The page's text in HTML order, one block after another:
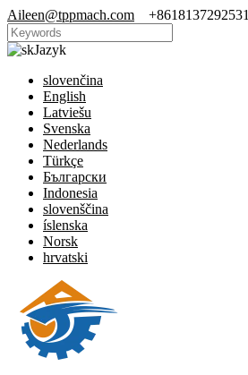
Aileen@tppmach.com +8618137292531
Jazyk
slovenčina
English
Latviešu
Svenska
Nederlands
Türkçe
Български
Indonesia
slovenščina
íslenska
Norsk
hrvatski